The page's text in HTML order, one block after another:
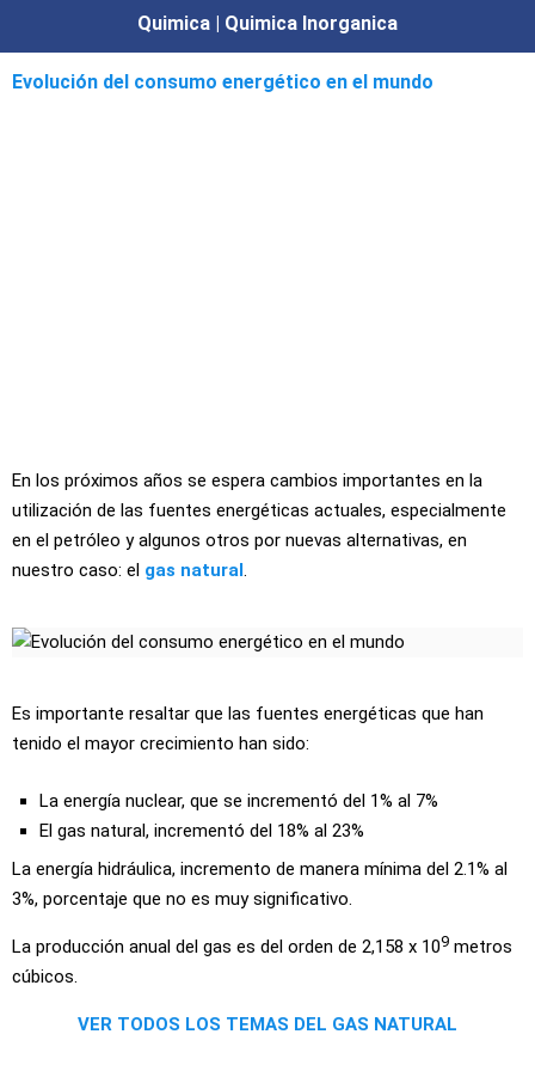
Quimica | Quimica Inorganica
Evolución del consumo energético en el mundo
En los próximos años se espera cambios importantes en la
utilización de las fuentes energéticas actuales, especialmente
en el petróleo y algunos otros por nuevas alternativas, en
nuestro caso: el gas natural.
Es importante resaltar que las fuentes energéticas que han
tenido el mayor crecimiento han sido:
La energía nuclear, que se incrementó del 1% al 7%
El gas natural, incrementó del 18% al 23%
La energía hidráulica, incremento de manera mínima del 2.1% al
3%, porcentaje que no es muy significativo.
La producción anual del gas es del orden de 2,158 x 109 metros
cúbicos.
VER TODOS LOS TEMAS DEL GAS NATURAL